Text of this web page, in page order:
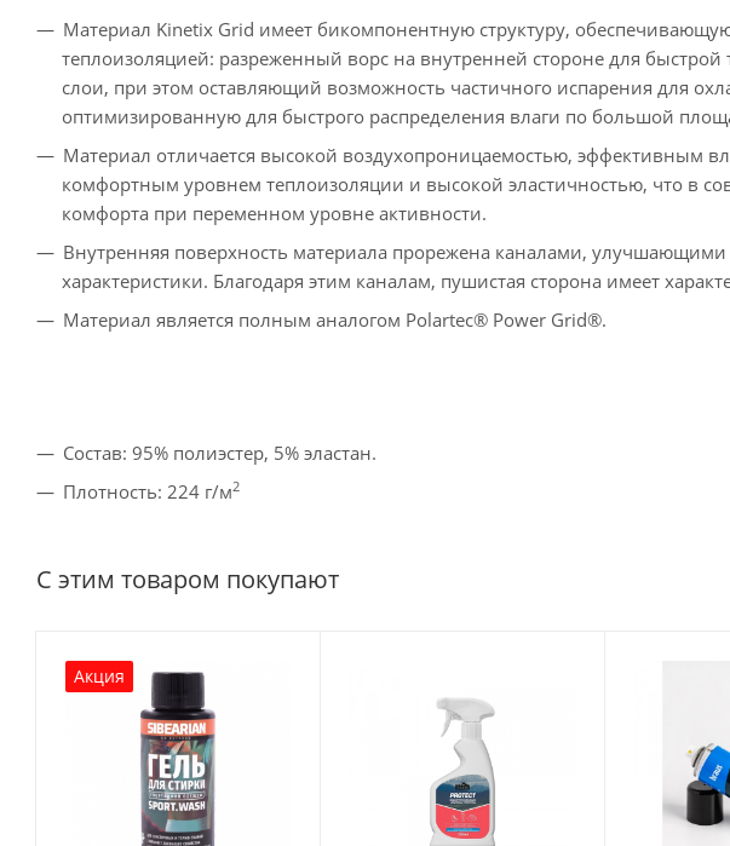
Материал Kinetix Grid имеет бикомпонентную структуру,
теплоизоляцией: разреженный ворс на внутренней стороне для
слои, при этом оставляющий возможность частичного испарения для
оптимизированную для быстрого распределения влаги по большой
Материал отличается высокой воздухопроницаемостью, эффективным
комфортным уровнем теплоизоляции и высокой эластичностью, что в
комфорта при переменном уровне активности.
Внутренняя поверхность материала прорежена каналами,
характеристики. Благодаря этим каналам, пушистая сторона имеет
Материал является полным аналогом Polartec® Power Grid®.
Состав: 95% полиэстер, 5% эластан.
Плотность: 224 г/м2
С этим товаром покупают
Акция